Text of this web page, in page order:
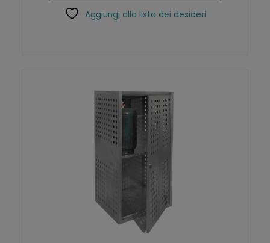
Aggiungi alla lista dei desideri